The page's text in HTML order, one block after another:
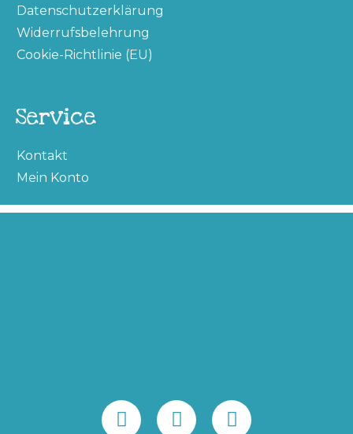
Datenschutzerklärung
Widerrufsbelehrung
Cookie-Richtlinie (EU)
Service
Kontakt
Mein Konto